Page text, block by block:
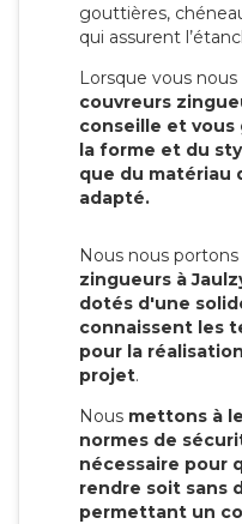
gouttières,
qui assurent
Lorsque vous
couvreurs
conseille et vous
la forme et du
que du matériau
adapté.
Nous nous
zingueurs à
dotés d'une
connaissent les
pour la
projet.
Nous mettons à
normes de
nécessaire pour
rendre soit sans
permettant un